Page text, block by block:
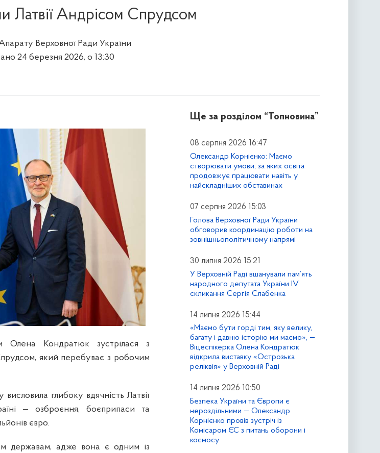
Латвії Андрісом Спрудсом
Верховної Ради України
24 березня 2026, о 13:30
Олена Кондратюк зустрілася з
який перебуває з робочим
глибоку вдячність Латвії
— озброєння, боєприпаси та
євро.
державам, адже вона є одним із
Ще за розділом “Топновина”
08 серпня 2026 16:47
Олександр Корнієнко: Маємо
створювати умови, за яких освіта
продовжує працювати навіть у
найскладніших обставинах
07 серпня 2026 15:03
Голова Верховної Ради України
обговорив координацію роботи на
зовнішньополітичному напрямі
30 липня 2026 15:21
У Верховній Раді вшанували пам’ять
народного депутата України IV
скликання Сергія Слабенка
14 липня 2026 15:44
«Маємо бути горді тим, яку велику,
багату і давню історію ми маємо», —
Віцеспікерка Олена Кондратюк
відкрила виставку «Острозька
реліквія» у Верховній Раді
14 липня 2026 10:50
Безпека України та Європи є
нероздільними — Олександр
Корнієнко провів зустріч із
Комісаром ЄС з питань оборони і
космосу